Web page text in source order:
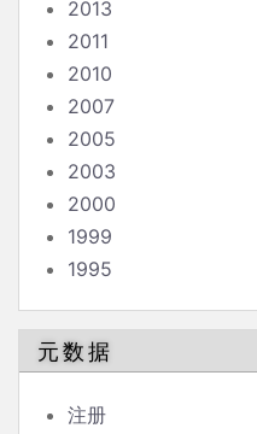
2013
2011
2010
2007
2005
2003
2000
1999
1995
元数据
注册